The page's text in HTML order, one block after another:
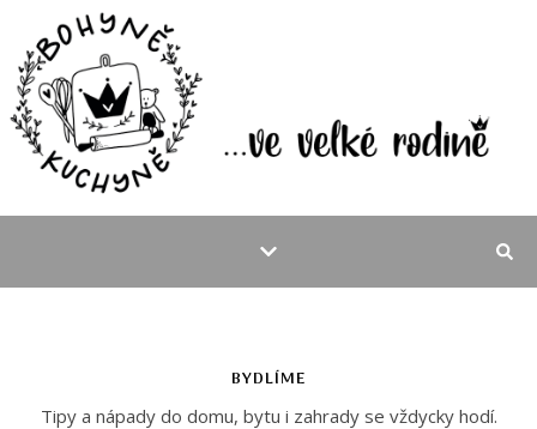
BYDLÍME
Tipy a nápady do domu, bytu i zahrady se vždycky hodí.